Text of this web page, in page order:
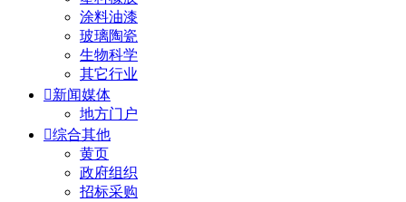
涂料油漆
玻璃陶瓷
生物科学
其它行业
新闻媒体
地方门户
综合其他
黄页
政府组织
招标采购